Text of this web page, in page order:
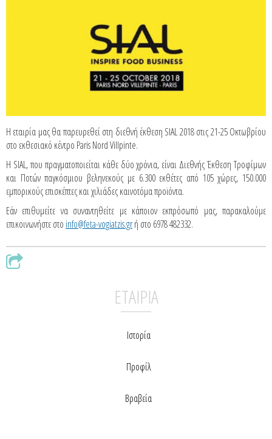
Η εταιρία μας θα παρευρεθεί στη διεθνή έκθεση SIAL 2018 στις 21-25 Οκτωβρίου
στο εκθεσιακό κέντρο Paris Nord Villpinte.
Η SIAL, που πραγματοποιείται κάθε δύο χρόνια, είναι Διεθνής Έκθεση Τροφίμων
και Ποτών παγκόσμιου βεληνεκούς με 6.300 εκθέτες από 105 χώρες, 150.000
εμπορικούς επισκέπτες και χιλιάδες καινοτόμα προϊόντα.
Εάν επιθυμείτε να συναντηθείτε με κάποιον εκπρόσωπό μας, παρακαλούμε
επικοινωνήστε στο info@feta-vogiatzis.grή στο 6978 482332.
ΕΤΑΙΡΙΑ
Ιστορία
Προφίλ
Βραβεία